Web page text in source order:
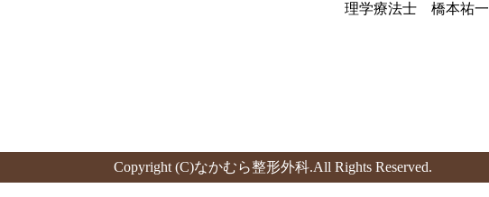
理学療法士 橋本祐一
Copyright (C)なかむら整形外科.All Rights Reserved.